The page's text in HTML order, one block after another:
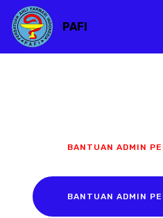
PAFI
BANTUAN ADMIN
BANTUAN ADMIN